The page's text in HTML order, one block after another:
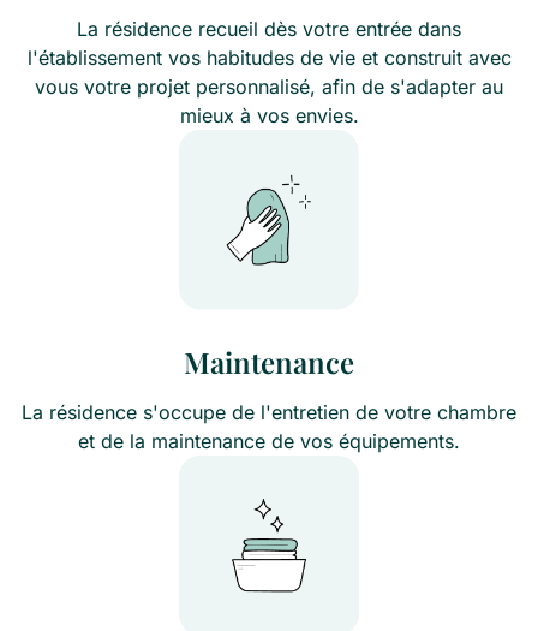
La résidence recueil dès votre entrée dans
l'établissement vos habitudes de vie et construit avec
vous votre projet personnalisé, afin de s'adapter au
mieux à vos envies.
Maintenance
La résidence s'occupe de l'entretien de votre chambre
et de la maintenance de vos équipements.